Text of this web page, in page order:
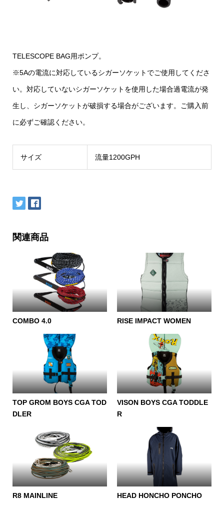
TELESCOPE BAG用ポンプ。
※5Aの電流に対応しているシガーソケットでご使用してくださ
い。対応していないシガーソケットを使用した場合過電流が発
生し、シガーソケットが破損する場合がございます。ご購入前
に必ずご確認ください。
サイズ 流量1200GPH
関連商品
COMBO 4.0 RISE IMPACT WOMEN
TOP GROM BOYS CGA TOD
DLER
VISON BOYS CGA TODDLE
R
R8 MAINLINE HEAD HONCHO PONCHO